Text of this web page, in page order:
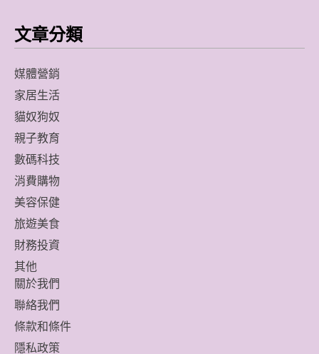
文章分類
媒體營銷
家居生活
貓奴狗奴
親子教育
數碼科技
消費購物
美容保健
旅遊美食
財務投資
其他
關於我們
聯絡我們
條款和條件
隱私政策